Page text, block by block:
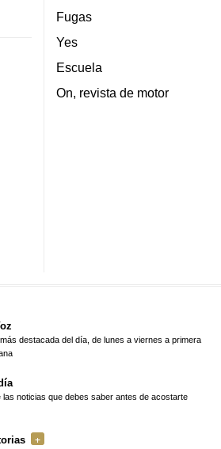
Fugas
Yes
Escuela
On, revista de motor
destacada del día, de lunes a viernes a primera
las noticias que debes saber antes de acostarte